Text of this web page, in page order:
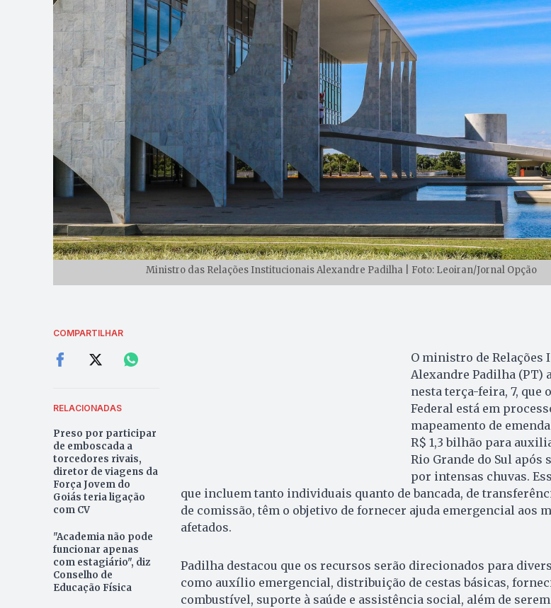
Ministro das Relações Institucionais Alexandre Padilha | Foto: Leoiran/Jornal Opção
COMPARTILHAR
RELACIONADAS
Preso por participar
de emboscada a
torcedores rivais,
diretor de viagens da
Força Jovem do
Goiás teria ligação
com CV
"Academia não pode
funcionar apenas
com estagiário", diz
Conselho de
Educação Física
O ministro de Relações
Alexandre Padilha (PT)
nesta terça-feira, 7, que
Federal está em
mapeamento de
R$ 1,3 bilhão para
Rio Grande do Sul após
por intensas chuvas.
que incluem tanto individuais quanto de bancada, de
de comissão, têm o objetivo de fornecer ajuda emergencial aos
afetados.
Padilha destacou que os recursos serão direcionados para
como auxílio emergencial, distribuição de cestas básicas,
combustível, suporte à saúde e assistência social, além de